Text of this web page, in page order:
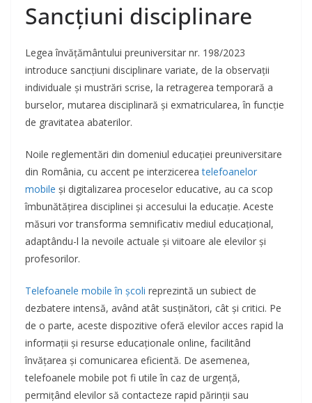
Sancțiuni disciplinare
Legea învățământului preuniversitar nr. 198/2023
introduce sancțiuni disciplinare variate, de la observații
individuale și mustrări scrise, la retragerea temporară a
burselor, mutarea disciplinară și exmatricularea, în funcție
de gravitatea abaterilor.
Noile reglementări din domeniul educației preuniversitare
din România, cu accent pe interzicerea telefoanelor
mobile și digitalizarea proceselor educative, au ca scop
îmbunătățirea disciplinei și accesului la educație. Aceste
măsuri vor transforma semnificativ mediul educațional,
adaptându-l la nevoile actuale și viitoare ale elevilor și
profesorilor.
Telefoanele mobile în școli reprezintă un subiect de
dezbatere intensă, având atât susținători, cât și critici. Pe
de o parte, aceste dispozitive oferă elevilor acces rapid la
informații și resurse educaționale online, facilitând
învățarea și comunicarea eficientă. De asemenea,
telefoanele mobile pot fi utile în caz de urgență,
permițând elevilor să contacteze rapid părinții sau